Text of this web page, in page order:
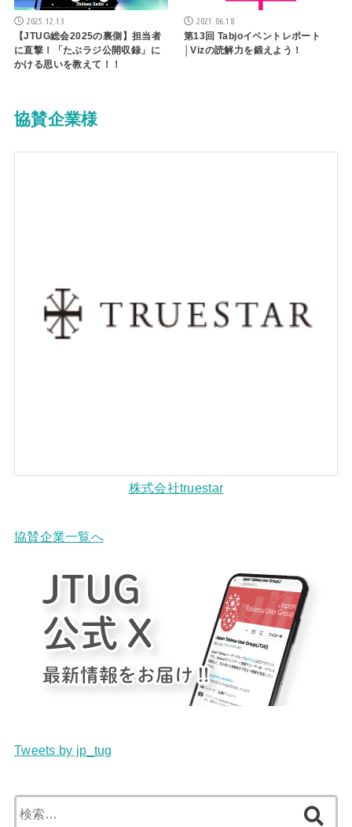
2025.12.13
【JTUG総会2025の裏側】担当者
に直撃！「たぶラジ公開収録」に
かける思いを教えて！！
2021.06.18
第13回 Tabjoイベントレポート
│Vizの読解力を鍛えよう！
協賛企業様
株式会社truestar
協賛企業一覧へ
Tweets by jp_tug